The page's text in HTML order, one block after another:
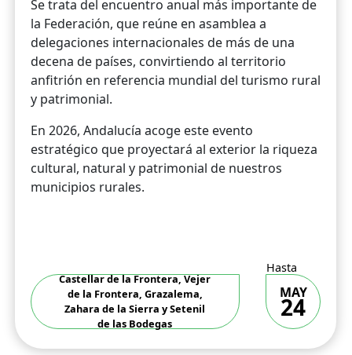
Se trata del encuentro anual más importante de
la Federación, que reúne en asamblea a
delegaciones internacionales de más de una
decena de países, convirtiendo al territorio
anfitrión en referencia mundial del turismo rural
y patrimonial.
En 2026, Andalucía acoge este evento
estratégico que proyectará al exterior la riqueza
cultural, natural y patrimonial de nuestros
municipios rurales.
Castellar de la Frontera, Vejer
de la Frontera, Grazalema,
Zahara de la Sierra y Setenil
de las Bodegas
Hasta
MAY
24